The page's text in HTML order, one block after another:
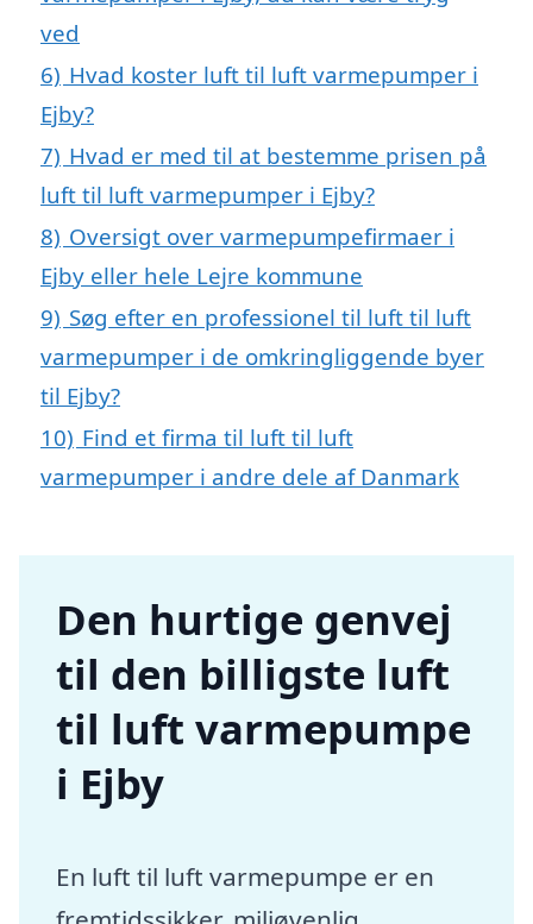
ved
6) Hvad koster luft til luft varmepumper i
Ejby?
7) Hvad er med til at bestemme prisen på
luft til luft varmepumper i Ejby?
8) Oversigt over varmepumpefirmaer i
Ejby eller hele Lejre kommune
9) Søg efter en professionel til luft til luft
varmepumper i de omkringliggende byer
til Ejby?
10) Find et firma til luft til luft
varmepumper i andre dele af Danmark
Den hurtige genvej
til den billigste luft
til luft varmepumpe
i Ejby
En luft til luft varmepumpe er en